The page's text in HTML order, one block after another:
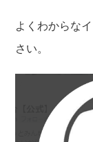
よくわからな
さい。